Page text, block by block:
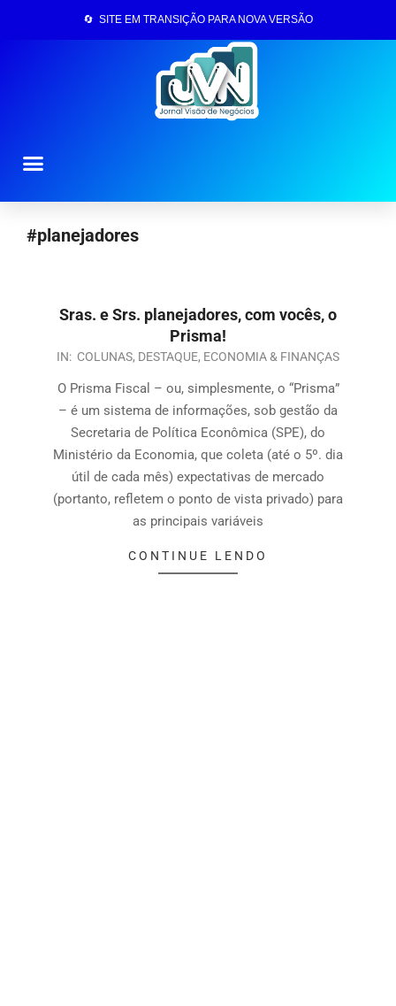
🔄 SITE EM TRANSIÇÃO PARA NOVA VERSÃO
#planejadores
Sras. e Srs. planejadores, com vocês, o
Prisma!
IN: COLUNAS, DESTAQUE, ECONOMIA & FINANÇAS
O Prisma Fiscal – ou, simplesmente, o “Prisma”
– é um sistema de informações, sob gestão da
Secretaria de Política Econômica (SPE), do
Ministério da Economia, que coleta (até o 5º. dia
útil de cada mês) expectativas de mercado
(portanto, refletem o ponto de vista privado) para
as principais variáveis
CONTINUE LENDO